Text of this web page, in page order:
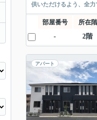
供いただけるよう、全力
部屋番号 所在階
-
2階
アパート